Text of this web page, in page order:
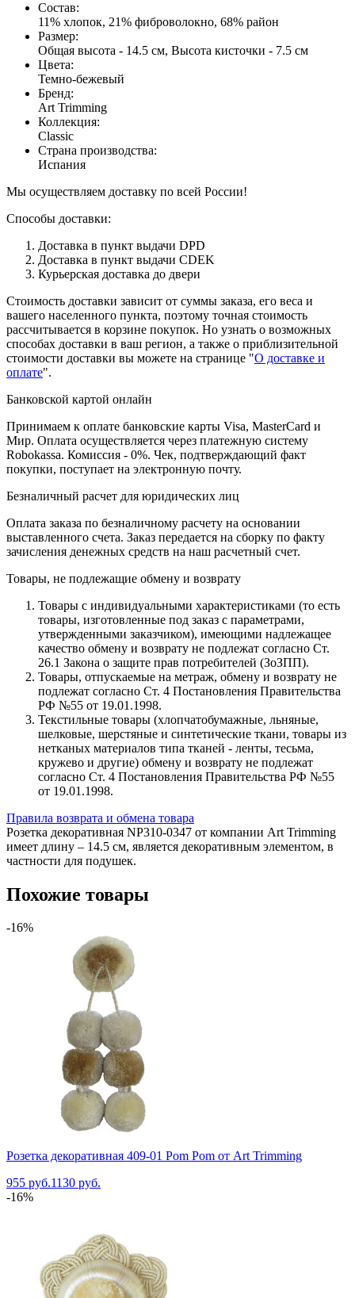
Состав:
11% хлопок, 21% фиброволокно, 68% район
Размер:
Общая высота - 14.5 см, Высота кисточки - 7.5 см
Цвета:
Темно-бежевый
Бренд:
Art Trimming
Коллекция:
Classic
Страна производства:
Испания
Мы осуществляем доставку по всей России!
Способы доставки:
Доставка в пункт выдачи DPD
Доставка в пункт выдачи CDEK
Курьерская доставка до двери
Стоимость доставки зависит от суммы заказа, его веса и
вашего населенного пункта, поэтому точная стоимость
рассчитывается в корзине покупок. Но узнать о возможных
способах доставки в ваш регион, а также о приблизительной
стоимости доставки вы можете на странице "О доставке и
оплате".
Банковской картой онлайн
Принимаем к оплате банковские карты Visa, MasterCard и
Мир. Оплата осуществляется через платежную систему
Robokassa. Комиссия - 0%. Чек, подтверждающий факт
покупки, поступает на электронную почту.
Безналичный расчет для юридических лиц
Оплата заказа по безналичному расчету на основании
выставленного счета. Заказ передается на сборку по факту
зачисления денежных средств на наш расчетный счет.
Товары, не подлежащие обмену и возврату
Товары с индивидуальными характеристиками (то есть
товары, изготовленные под заказ с параметрами,
утвержденными заказчиком), имеющими надлежащее
качество обмену и возврату не подлежат согласно Ст.
26.1 Закона о защите прав потребителей (ЗоЗПП).
Товары, отпускаемые на метраж, обмену и возврату не
подлежат согласно Ст. 4 Постановления Правительства
РФ №55 от 19.01.1998.
Текстильные товары (хлопчатобумажные, льняные,
шелковые, шерстяные и синтетические ткани, товары из
нетканых материалов типа тканей - ленты, тесьма,
кружево и другие) обмену и возврату не подлежат
согласно Ст. 4 Постановления Правительства РФ №55
от 19.01.1998.
Правила возврата и обмена товара
Розетка декоративная NP310-0347 от компании Art Trimming
имеет длину – 14.5 см, является декоративным элементом, в
частности для подушек.
Похожие товары
-16%
Розетка декоративная 409-01 Pom Pom от Art Trimming
955 руб.1130 руб.
-16%